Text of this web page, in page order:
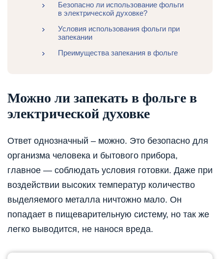
Безопасно ли использование фольги
в электрической духовке?
Условия использования фольги при
запекании
Преимущества запекания в фольге
Можно ли запекать в фольге в
электрической духовке
Ответ однозначный – можно. Это безопасно для
организма человека и бытового прибора,
главное — соблюдать условия готовки. Даже при
воздействии высоких температур количество
выделяемого металла ничтожно мало. Он
попадает в пищеварительную систему, но так же
легко выводится, не нанося вреда.